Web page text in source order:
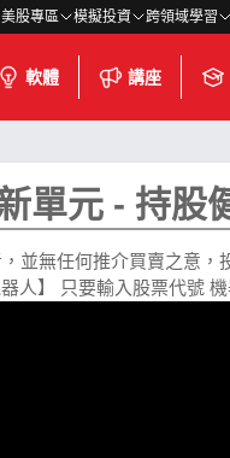
美股專區 模擬投資 跨領域學習
軟體 講座
單元 - 持
並無任何推介買賣之意，
人】 只要輸入股票代號